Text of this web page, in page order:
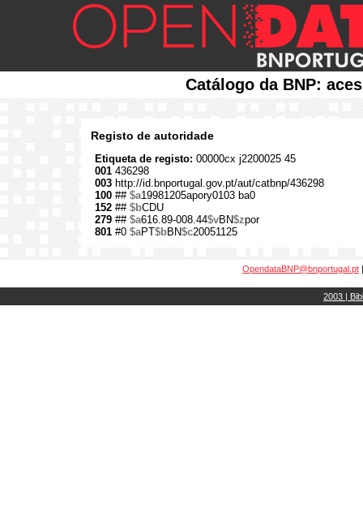
Catálogo da BNP:
Registo de autoridade
Etiqueta de registo: 00000cx j2200025 45
001 436298
003 http://id.bnportugal.gov.pt/aut/catbnp/436298
100 ## $a19981205apory0103 ba0
152 ## $bCDU
279 ## $a616.89-008.44$vBN$zpor
801 #0 $aPT$bBN$c20051125
OpendataBNP@bnportugal.pt
2003 |